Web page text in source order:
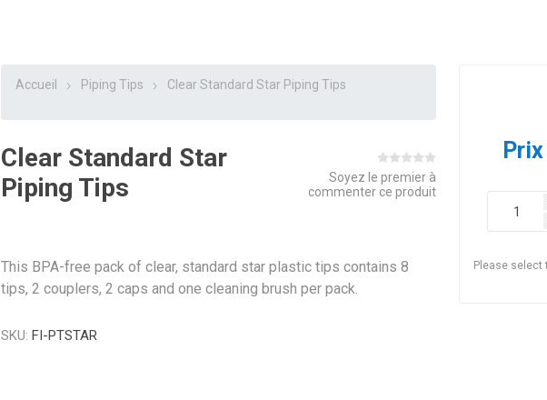
Accueil Piping Tips Clear Standard Star Piping Tips
Clear Standard Star
Piping Tips
Soyez le premier à
commenter ce produit
This BPA-free pack of clear, standard star plastic tips contains 8
tips, 2 couplers, 2 caps and one cleaning brush per pack.
SKU: FI-PTSTAR
Please select